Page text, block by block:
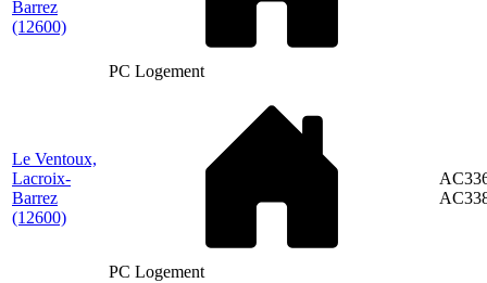
Barrez
(12600)
PC Logement
Le Ventoux,
Lacroix-
Barrez
(12600)
PC Logement